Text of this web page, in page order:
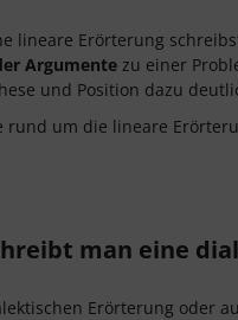
lineare Erörterung
Argumente zu einer
und Position dazu
rund um die lineare
man eine
Erörterung oder